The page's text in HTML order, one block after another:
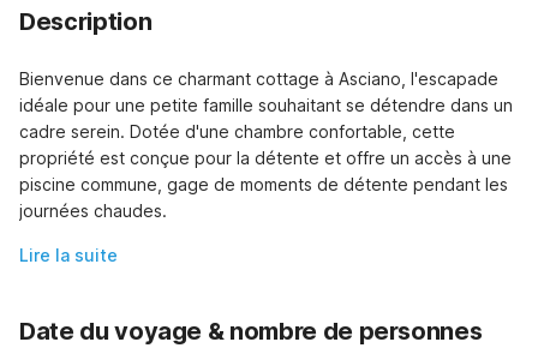
Description
Bienvenue dans ce charmant cottage à Asciano, l'escapade
idéale pour une petite famille souhaitant se détendre dans un
cadre serein. Dotée d'une chambre confortable, cette
propriété est conçue pour la détente et offre un accès à une
piscine commune, gage de moments de détente pendant les
journées chaudes.
Lire la suite
Date du voyage & nombre de personnes